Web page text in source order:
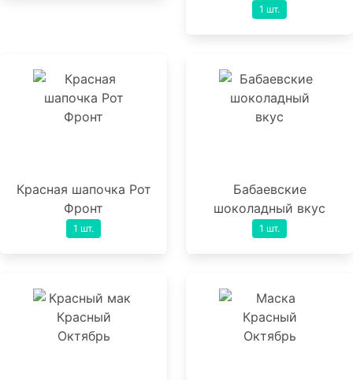
1 шт.
Красная шапочка Рот
Фронт
1 шт.
Бабаевские
шоколадный вкус
1 шт.